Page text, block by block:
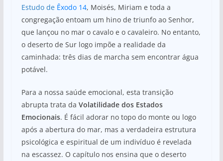
Estudo de Êxodo 14, Moisés, Miriam e toda a
congregação entoam um hino de triunfo ao Senhor,
que lançou no mar o cavalo e o cavaleiro. No entanto,
o deserto de Sur logo impõe a realidade da
caminhada: três dias de marcha sem encontrar água
potável.
Para a nossa saúde emocional, esta transição
abrupta trata da Volatilidade dos Estados
Emocionais. É fácil adorar no topo do monte ou logo
após a abertura do mar, mas a verdadeira estrutura
psicológica e espiritual de um indivíduo é revelada
na escassez. O capítulo nos ensina que o deserto